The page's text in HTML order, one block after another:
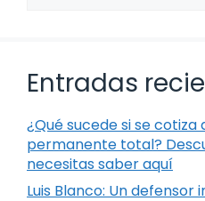
Entradas
¿Qué sucede si se
permanente total?
necesitas saber aquí
Luis Blanco: Un defensor